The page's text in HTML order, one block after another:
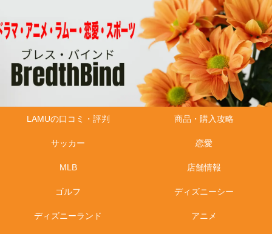
LAMUの口コミ・評判 商品・購入攻略
サッカー 恋愛
MLB 店舗情報
ゴルフ ディズニーシー
ディズニーランド アニメ